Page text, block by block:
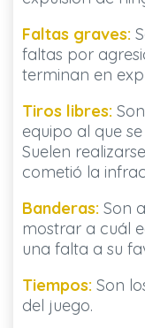
Faltas graves:
faltas por
terminan en
Tiros libres:
equipo al que
Suelen
cometió la
Banderas:Son
mostrar a cuál
una falta a su
Tiempos:Son
del juego.